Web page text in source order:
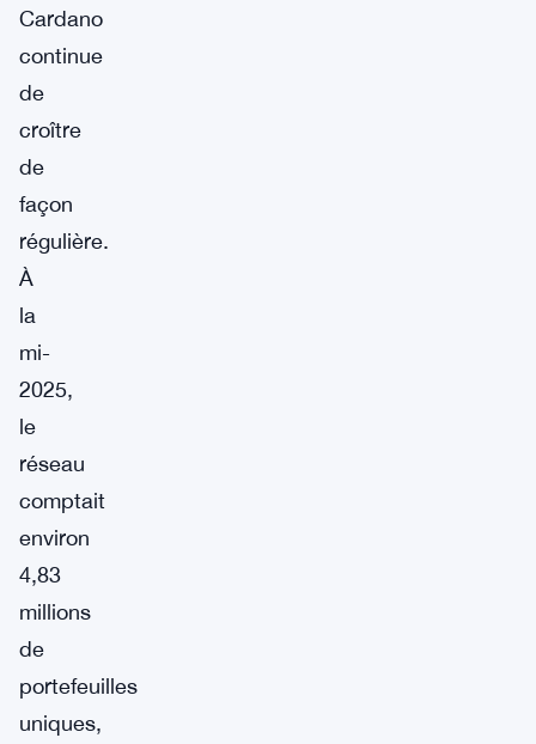
Cardano
continue
de
croître
de
façon
régulière.
À
la
mi-
2025,
le
réseau
comptait
environ
4,83
millions
de
portefeuilles
uniques,